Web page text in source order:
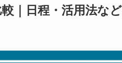
｜日程・活用法な